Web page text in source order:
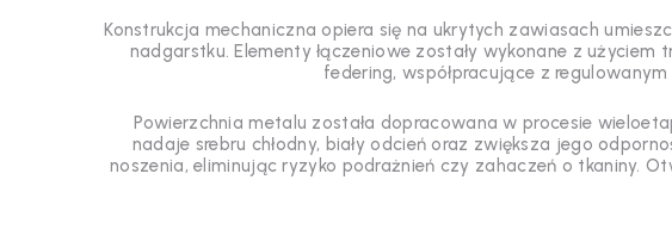
Konstrukcja mechaniczna opiera się na ukrytych zawiasach
nadgarstku. Elementy łączeniowe zostały wykonane z
federing, współpracujące z
Powierzchnia metalu została dopracowana w procesie
nadaje srebru chłodny, biały odcień oraz zwiększa jego
noszenia, eliminując ryzyko podrażnień czy zahaczeń o tkaniny.